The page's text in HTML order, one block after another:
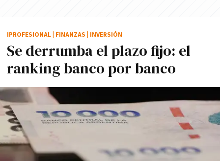
Se derrumba el plazo fijo: el
ranking banco por banco
IPROFESIONAL FINANZAS INVERSIÓN